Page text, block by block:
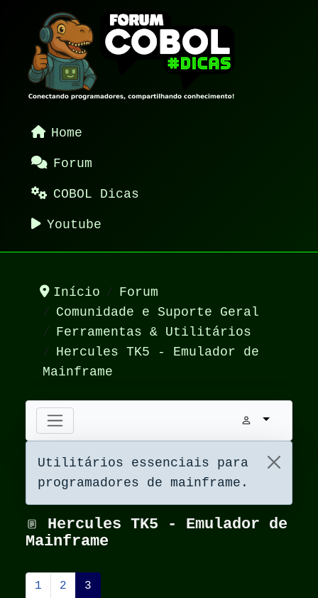
Home
Forum
COBOL Dicas
Youtube
Início
Forum
Comunidade e Suporte Geral
Ferramentas & Utilitários
Hercules TK5 - Emulador de
Mainframe
Utilitários essenciais para
programadores de mainframe.
Hercules TK5 - Emulador de
Mainframe
1 2 3